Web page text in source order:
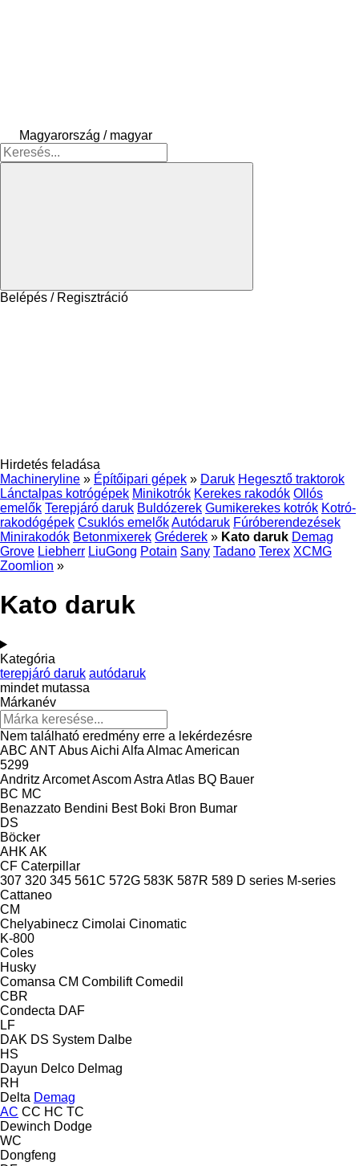
Magyarország / magyar
Belépés / Regisztráció
Hirdetés feladása
Machineryline » Építőipari gépek » Daruk Hegesztő traktorok
Lánctalpas kotrógépek Minikotrók Kerekes rakodók Ollós
emelők Terepjáró daruk Buldózerek Gumikerekes kotrók Kotró-
rakodógépek Csuklós emelőkAutódaruk Fúróberendezések
Minirakodók Betonmixerek Gréderek » Kato daruk Demag
Grove Liebherr LiuGong Potain Sany Tadano Terex XCMG
Zoomlion »
Kato daruk
Kategória
terepjáró daruk autódaruk
mindet mutassa
Márkanév
Nem található eredmény erre a lekérdezésre
ABC ANTAbusAichi Alfa AlmacAmerican
5299
Andritz ArcometAscomAstra Atlas BQ Bauer
BC MC
Benazzato Bendini Best Boki Bron Bumar
DS
Böcker
AHK AK
CF Caterpillar
307 320 345 561C 572G 583K 587R 589 D series M-series
Cattaneo
CM
Chelyabinecz Cimolai Cinomatic
K-800
Coles
Husky
Comansa CM Combilift Comedil
CBR
Condecta DAF
LF
DAK DS System Dalbe
HS
Dayun Delco Delmag
RH
Delta Demag
AC CC HC TC
Dewinch Dodge
WC
Dongfeng